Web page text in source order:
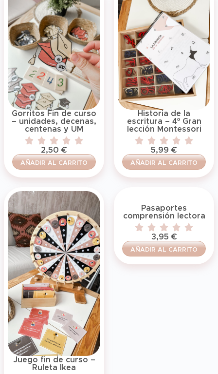
Gorritos Fin de curso
– unidades, decenas,
centenas y UM
2,50 €
AÑADIR AL CARRITO
Historia de la
escritura – 4º Gran
lección Montessori
5,99 €
AÑADIR AL CARRITO
Juego fin de curso –
Ruleta Ikea
Pasaportes
comprensión lectora
3,95 €
AÑADIR AL CARRITO